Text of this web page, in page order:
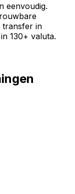
eenvoudig.
transfer in
130+ valuta.